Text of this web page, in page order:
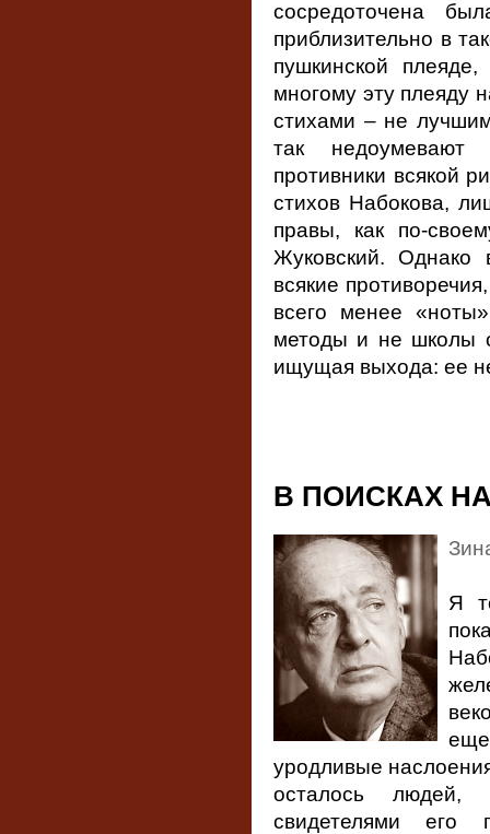
сосредоточена
приблизительно в
пушкинской
многому эту плеяду
стихами ‒ не
так недоумевают
противники всякой
стихов Набокова,
правы, как по-
Жуковский.
всякие
всего менее
методы и не школы
ищущая выхода: ее
В ПОИСКАХ
Я
уродливые
осталось людей,
свидетелями его